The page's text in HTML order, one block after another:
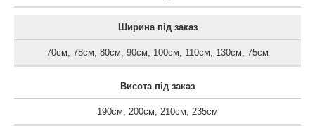
Ширина під заказ
70см 78см 80см 90см 100см 110см 130см 75см
Висота під заказ
190см 200см 210см 235см